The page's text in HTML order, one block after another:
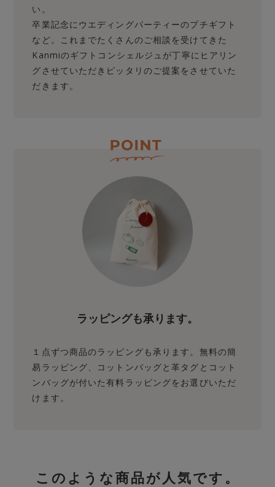
い。
卒業記念にウエディングパーティーのプチギフト
など。これまでたくさんのご相談を受けてきた
Kanmiのギフトコンシェルジュが丁寧にヒアリン
グさせていただきピッタリのご提案をさせていた
だきます。
ラッピングも承ります。
１点ずつ商品のラッピングも承ります。無料の簡
易ラッピング、コットンバッグと革タグとコット
ンバッグが付いた有料ラッピングをお選びいただ
けます。
このような商品が人気です。